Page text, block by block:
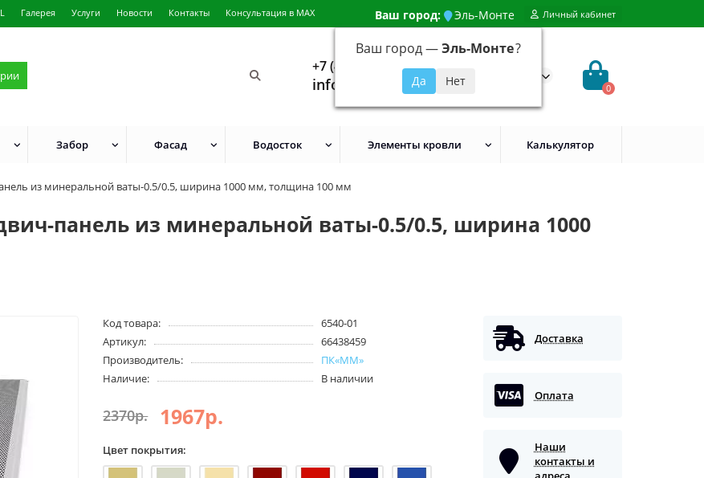
Галерея Услуги Новости Контакты Консультация в MAX Ваш город: Эль-Монте
Ваш город —Эль-Монте?
Личный кабинет
+7 (499) 648-92-94
info@evroshtaketnikmoskva.ru 0
Забор Фасад Водосток Элементы кровли Калькулятор
из минеральной ваты-0.5/0.5, ширина 1000 мм, толщина 100 мм
панель из минеральной ваты-0.5/0.5, ширина 1000
Код товара:
6540-01
Артикул:
66438459
Производитель:
ПК«ММ»
Наличие:
В наличии
2370р. 1967р.
Цвет покрытия:
Доставка
Оплата
Наши
контакты и